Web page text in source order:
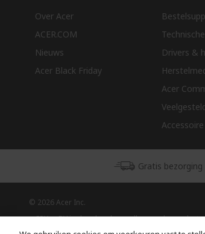
Over Acer
ACER.COM
Nieuws
Acer Black Friday
Drivers &
Acer
Gratis bezorging
© 2026 Acer Inc.
CPYou BV is de erkende reseller van de
deze winkel worden aangeboden.